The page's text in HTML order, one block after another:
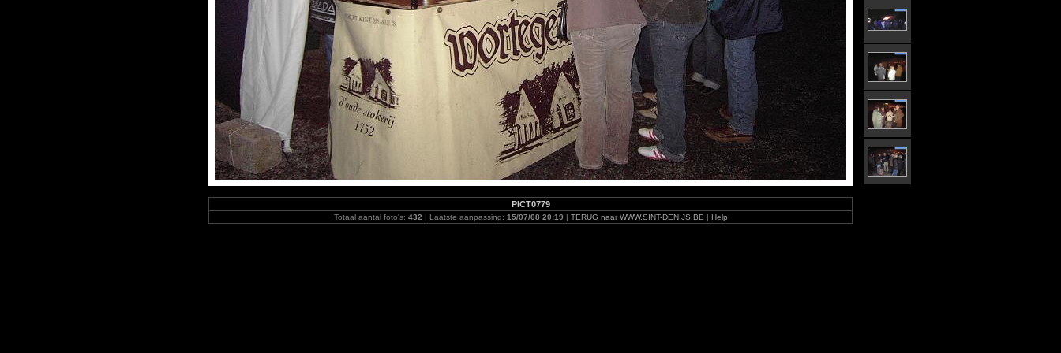
PICT0779
Totaal aantal foto's: 432 | Laatste aanpassing: 15/07/08 20:19 | TERUG naar WWW.SINT-DENIJS.BE | Help